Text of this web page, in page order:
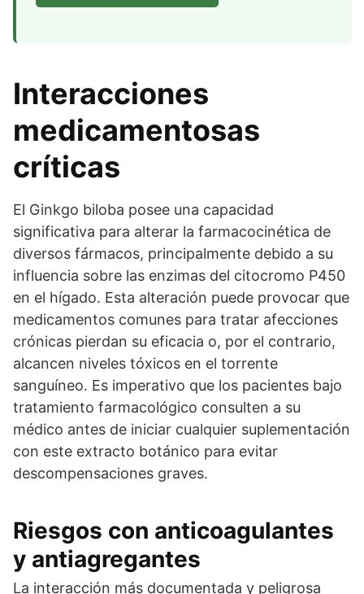
Interacciones
medicamentosas
críticas
El Ginkgo biloba posee una capacidad
significativa para alterar la farmacocinética de
diversos fármacos, principalmente debido a su
influencia sobre las enzimas del citocromo P450
en el hígado. Esta alteración puede provocar que
medicamentos comunes para tratar afecciones
crónicas pierdan su eficacia o, por el contrario,
alcancen niveles tóxicos en el torrente
sanguíneo. Es imperativo que los pacientes bajo
tratamiento farmacológico consulten a su
médico antes de iniciar cualquier suplementación
con este extracto botánico para evitar
descompensaciones graves.
Riesgos con anticoagulantes
y antiagregantes
La interacción más documentada y peligrosa